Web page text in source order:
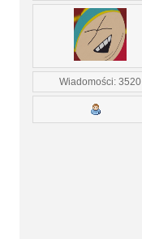
Wiadomości: 3520